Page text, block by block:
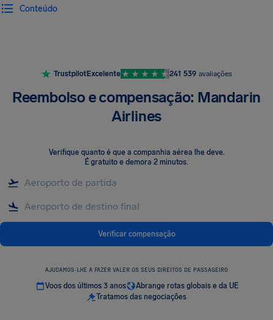
Conteúdo
TrustpilotExcelente 241 539 avaliações
Reembolso e compensação: Mandarin
Airlines
Verifique quanto é que a companhia aérea lhe deve.
É gratuito e demora 2 minutos.
Verificar compensação
AJUDAMOS-LHE A FAZER VALER OS SEUS DIREITOS DE PASSAGEIRO
Voos dos últimos 3 anos
Abrange rotas globais e da UE
Tratamos das negociações